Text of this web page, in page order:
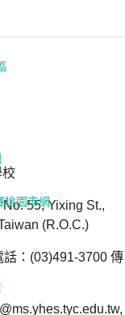
校
55, Yixing St.,
(R.O.C.)
：(03)491-3700 傳
桃園市網